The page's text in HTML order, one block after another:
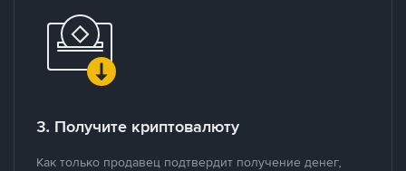
3. Получите криптовалюту
Как только продавец подтвердит получение денег,